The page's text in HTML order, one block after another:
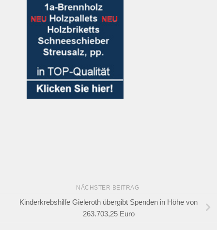
NÄCHSTER BEITRAG
Kinderkrebshilfe Gieleroth übergibt Spenden in Höhe von
263.703,25 Euro